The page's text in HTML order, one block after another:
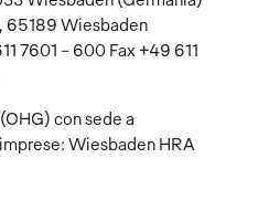
65189 Wiesbaden
7601 - 600 Fax +49 611
con sede a
Wiesbaden HRA